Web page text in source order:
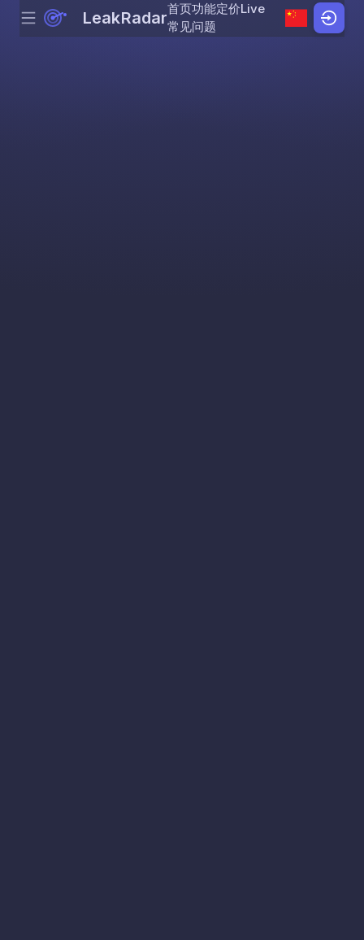
Skip to content
Menu LeakRadar首页功能定价Live
常见问题